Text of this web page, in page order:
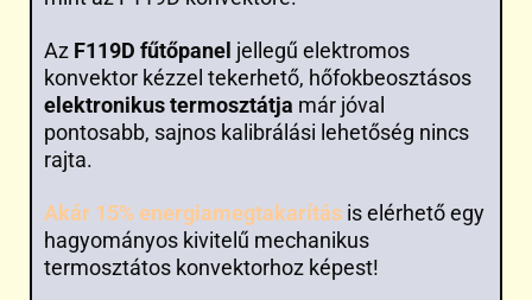
Az F119D fűtőpanel jellegű elektromos
konvektor kézzel tekerhető, hőfokbeosztásos
elektronikus termosztátja már jóval
pontosabb, sajnos kalibrálási lehetőség nincs
rajta.
Akár 15% energiamegtakarítás is elérhető egy
hagyományos kivitelű mechanikus
termosztátos konvektorhoz képest!